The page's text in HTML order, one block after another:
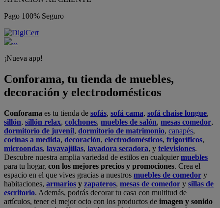
Pago 100% Seguro
¡Nueva app!
Conforama, tu tienda de muebles,
decoración y electrodomésticos
Conforama es tu tienda de sofás, sofá cama, sofá chaise longue,
sillón, sillón relax, colchones, muebles de salón, mesas comedor,
dormitorio de juvenil, dormitorio de matrimonio, canapés,
cocinas a medida, decoración, electrodomésticos, frigoríficos,
microondas, lavavajillas, lavadora secadora, y televisiones.
Descubre nuestra amplia variedad de estilos en cualquiermuebles
para tu hogar, con los mejores precios y promociones. Crea el
espacio en el que vives gracias a nuestros muebles de comedor y
habitaciones, armarios y zapateros, mesas de comedor y sillas de
escritorio. Además, podrás decorar tu casa con multitud de
artículos, tener el mejor ocio con los productos de imagen y sonido